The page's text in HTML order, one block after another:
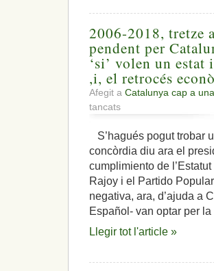
2006-2018, tretze
pendent per
‘si’ volen un
,i, el retrocés
Afegit a Catalunya cap a
tancats
2006-
tretze
anys
amb
conflicte
i
solució
per
S’hagués pogut trobar
concòrdia diu ara el
cumplimiento de
Rajoy i el Partido
negativa, ara, d’ajuda a
Español- van optar per
Llegir tot l'article »